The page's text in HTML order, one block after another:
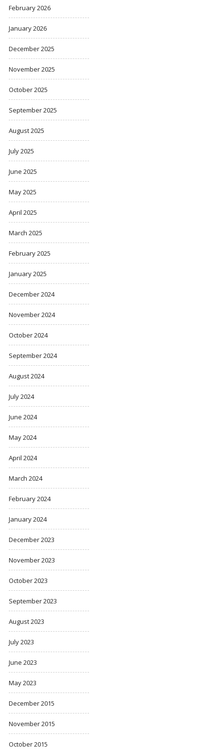
February 2026
January 2026
December 2025
November 2025
October 2025
September 2025
August 2025
July 2025
June 2025
May 2025
April 2025
March 2025
February 2025
January 2025
December 2024
November 2024
October 2024
September 2024
August 2024
July 2024
June 2024
May 2024
April 2024
March 2024
February 2024
January 2024
December 2023
November 2023
October 2023
September 2023
August 2023
July 2023
June 2023
May 2023
December 2015
November 2015
October 2015